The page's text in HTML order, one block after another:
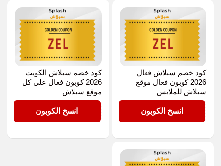
كود خصم سبلاش فعال
2026 كوبون فعال موقع
سبلاش للملابس
انسخ الكوبون
كود خصم سبلاش الكويت
2026 كوبون فعال على كل
موقع سبلاش
انسخ الكوبون